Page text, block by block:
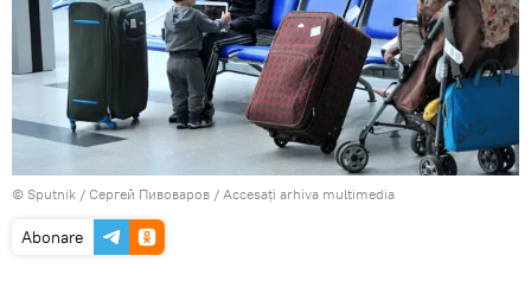
© Sputnik / Сергей Пивоваров / Accesați arhiva multimedia
Abonare